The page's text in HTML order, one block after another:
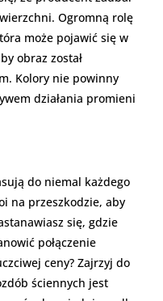
Ogromną rolę
może pojawić się w
obraz został
Kolory nie powinny
działania promieni
do niemal każdego
na przeszkodzie, aby
się, gdzie
połączenie
ceny? Zajrzyj do
ściennych jest